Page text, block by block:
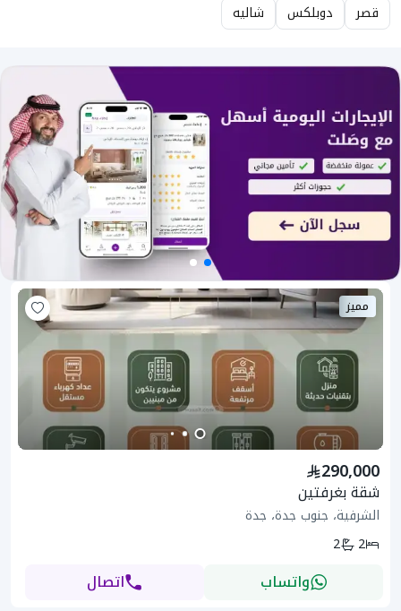
قصر
دوبلكس شاليه
مميز
290,000
شقة بغرفتين
الشرفية، جنوب جدة، جدة
2
2
واتساب اتصال